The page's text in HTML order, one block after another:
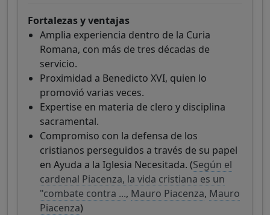
Fortalezas y ventajas
Amplia experiencia dentro de la Curia
Romana, con más de tres décadas de
servicio.
Proximidad a Benedicto XVI, quien lo
promovió varias veces.
Expertise en materia de clero y disciplina
sacramental.
Compromiso con la defensa de los
cristianos perseguidos a través de su papel
en Ayuda a la Iglesia Necesitada. (Según el
cardenal Piacenza, la vida cristiana es un
"combate contra ..., Mauro Piacenza, Mauro
Piacenza)